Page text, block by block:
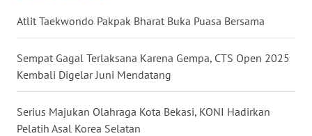
Atlit Taekwondo Pakpak Bharat Buka Puasa Bersama
Sempat Gagal Terlaksana Karena Gempa, CTS Open 2025
Kembali Digelar Juni Mendatang
Serius Majukan Olahraga Kota Bekasi, KONI Hadirkan
Pelatih Asal Korea Selatan
TOBA
NIAS